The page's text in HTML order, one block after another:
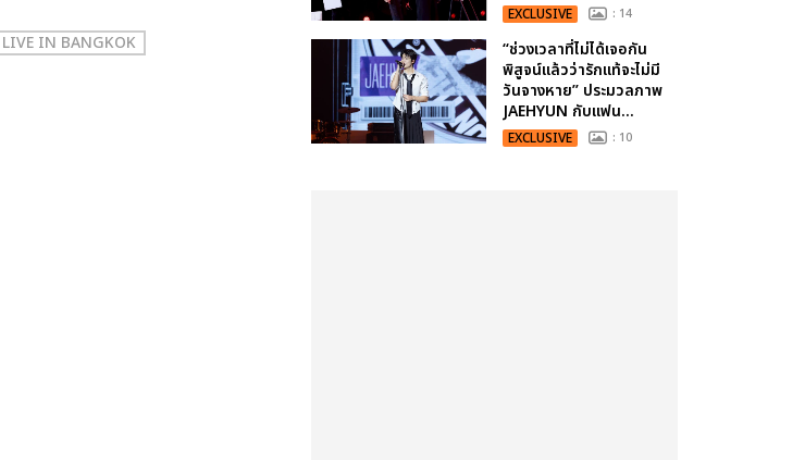
LIVE IN BANGKOK
EXCLUSIVE : 14
“ช่วงเวลาที่ไม่ได้เจอกัน
พิสูจน์แล้วว่ารักแท้จะไม่มี
วันจางหาย” ประมวลภาพ
JAEHYUN กับแฟน...
EXCLUSIVE : 10